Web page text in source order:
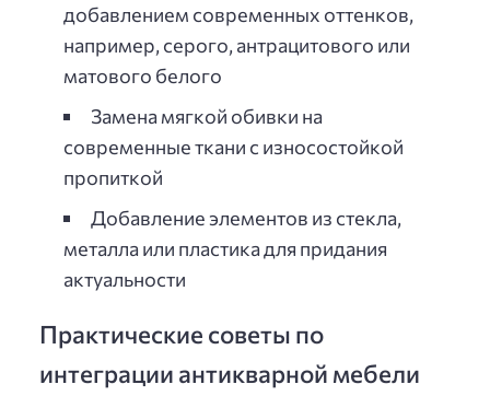
добавлением современных оттенков,
например, серого, антрацитового или
матового белого
Замена мягкой обивки на
современные ткани с износостойкой
пропиткой
Добавление элементов из стекла,
металла или пластика для придания
актуальности
Практические советы по
интеграции антикварной мебели